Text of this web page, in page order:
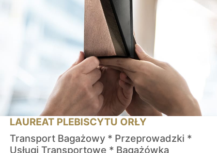
LAUREAT PLEBISCYTU ORŁY
Transport Bagażowy * Przeprowadzki *
Usługi Transportowe * Bagażówka